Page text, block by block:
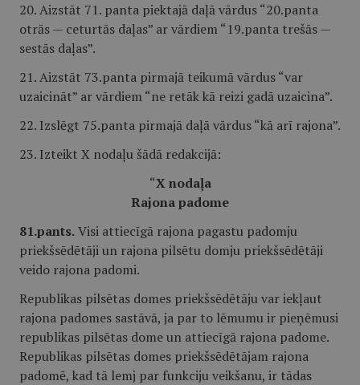
20. Aizstāt 71. panta piektajā daļā vārdus “20.panta
otrās — ceturtās daļas” ar vārdiem “19.panta trešās —
sestās daļas”.
21. Aizstāt 73.panta pirmajā teikumā vārdus “var
uzaicināt” ar vārdiem “ne retāk kā reizi gadā uzaicina”.
22. Izslēgt 75.panta pirmajā daļā vārdus “kā arī rajona”.
23. Izteikt X nodaļu šādā redakcijā:
“X nodaļa
Rajona padome
81.pants.Visi attiecīgā rajona pagastu padomju
priekšsēdētāji un rajona pilsētu domju priekšsēdētāji
veido rajona padomi.
Republikas pilsētas domes priekšsēdētāju var iekļaut
rajona padomes sastāvā, ja par to lēmumu ir pieņēmusi
republikas pilsētas dome un attiecīgā rajona padome.
Republikas pilsētas domes priekšsēdētājam rajona
padomē, kad tā lemj par funkciju veikšanu, ir tādas